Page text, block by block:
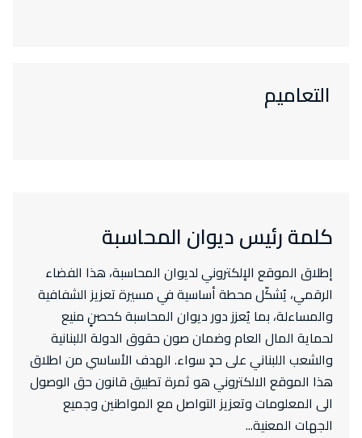
التعاميم
كلمة رئيس ديوان المحاسبة
إطلاق الموقع الإلكتروني لديوان المحاسبة، هذا الفضاء
الرقمي، يُشكّل محطة أساسية في مسيرة تعزيز الشفافية
والمساءلة، بما يُعزز دور ديوان المحاسبة كحصنٍ منيع
لحماية المال العام وضمان صون حقوق الدولة اللبنانية
والشعب اللبناني على حدٍ سواء. الهدف الأساسي من اطلاق
هذا الموقع الالكتروني هو ثمرة تطبيق قانون حق الوصول
الى المعلومات وتعزيز التواصل مع المواطنين وجميع
الجهات المعنية...